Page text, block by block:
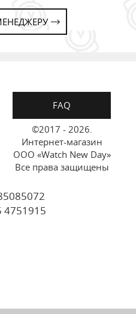
FAQ
©2017 - 2026.
Интернет-магазин
ООО «Watch New Day»
Все права защищены
4751915